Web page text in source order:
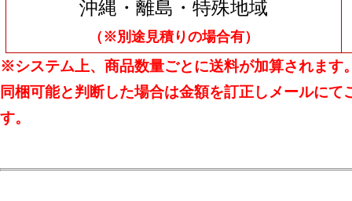
沖縄・離島・特殊地域
（※別途見積りの場合有）
※システム上、商品数量ごとに送料が加算されます
同梱可能と判断した場合は金額を訂正しメールにて
す。